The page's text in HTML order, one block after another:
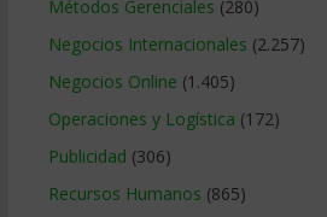
Métodos Gerenciales (280)
Negocios Internacionales (2.257)
Negocios Online (1.405)
Operaciones y Logística (172)
Publicidad (306)
Recursos Humanos (865)